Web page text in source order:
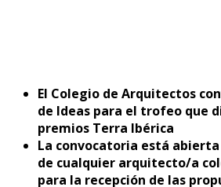
El Colegio de Arquitectos
de Ideas para el trofeo que
premios Terra Ibérica
La convocatoria está
de cualquier arquitecto/a
para la recepción de las